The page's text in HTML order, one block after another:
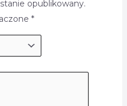
opublikowany.
*